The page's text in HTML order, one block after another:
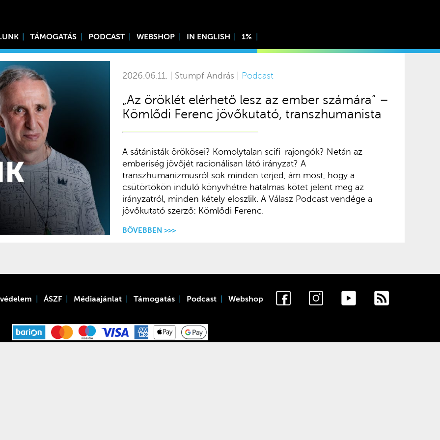
TÁMOGATÁS PODCAST WEBSHOP IN ENGLISH 1%
2026.06.11. | Stumpf András | Podcast
„Az öröklét elérhető lesz az ember számára” –
Kömlődi Ferenc jövőkutató, transzhumanista
A sátánisták örökösei? Komolytalan scifi-rajongók? Netán az
emberiség jövőjét racionálisan látó irányzat? A
transzhumanizmusról sok minden terjed, ám most, hogy a
csütörtökön induló könyvhétre hatalmas kötet jelent meg az
irányzatról, minden kétely eloszlik. A Válasz Podcast vendége a
jövőkutató szerző: Kömlődi Ferenc.
BŐVEBBEN >>>
ÁSZF Médiaajánlat Támogatás Podcast Webshop